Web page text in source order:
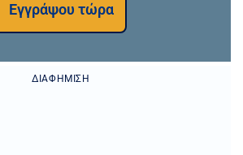
Εγγράψου τώρα
ΔΙΑΦΉΜΙΣΗ